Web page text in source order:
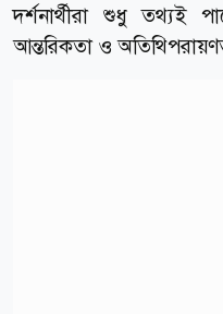
দর্শনার্থীরা শুধু তথ্যই
আন্তরিকতা ও